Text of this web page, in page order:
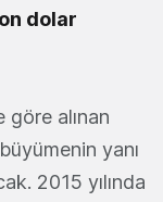
dolar
göre alınan
yanı
2015 yılında